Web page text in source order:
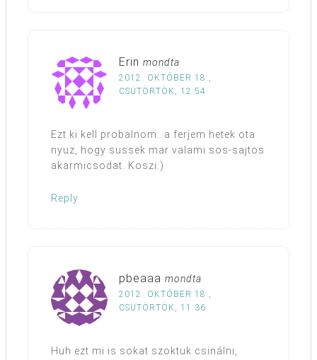
Erin mondta
2012. OKTÓBER 18.,
CSÜTÖRTÖK, 12:54
Ezt ki kell probalnom…a ferjem hetek ota
nyuz, hogy sussek mar valami sos-sajtos
akarmicsodat. Koszi:)
Reply
pbeaaa mondta
2012. OKTÓBER 18.,
CSÜTÖRTÖK, 11:36
Huh ezt mi is sokat szoktuk csinálni,